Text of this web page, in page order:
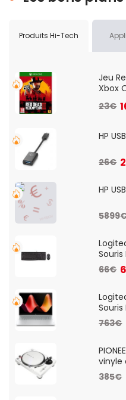
Produits Hi-Tech
Jeu
Xbox
23€
HP
26€
HP
And
66€
And
763€
vinyle
pre-
385€